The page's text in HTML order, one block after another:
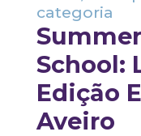
School:
Edição
Aveiro
categoria